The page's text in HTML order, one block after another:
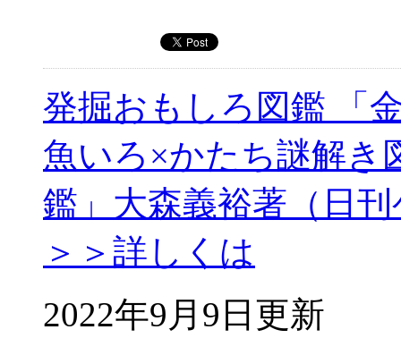
発掘おもしろ図鑑 「
魚いろ×かたち謎解き
鑑」大森義裕著（日
＞＞詳しくは
2022年9月9日更新